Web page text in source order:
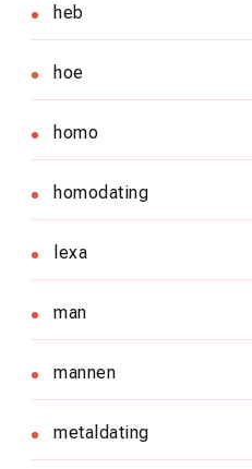
heb
hoe
homo
homodating
lexa
man
mannen
metaldating